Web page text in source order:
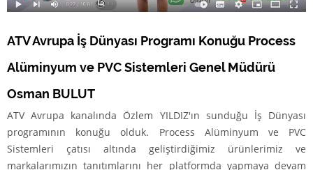
ATV Avrupa İş Dünyası Programı Konuğu Process
Alüminyum ve PVC Sistemleri Genel Müdürü
Osman BULUT
ATV Avrupa kanalında Özlem YILDIZ'ın sunduğu İş Dünyası
programının konuğu olduk. Process Alüminyum ve PVC
Sistemleri çatısı altında geliştirdiğimiz ürünlerimiz ve
markalarımızın tanıtımlarını her platformda yapmaya devam